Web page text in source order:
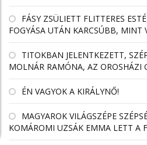
FÁSY ZSÜLIETT FLITTERES
FOGYÁSA UTÁN KARCSÚBB, MINT
TITOKBAN JELENTKEZETT,
MOLNÁR RAMÓNA, AZ OROSHÁZI
ÉN VAGYOK A KIRÁLYNŐ!
MAGYAROK VILÁGSZÉPE
KOMÁROMI UZSÁK EMMA LETT A